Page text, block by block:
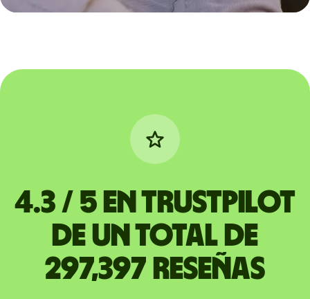
4.3 / 5 en Trustpilot
de un total de
297,397 reseñas